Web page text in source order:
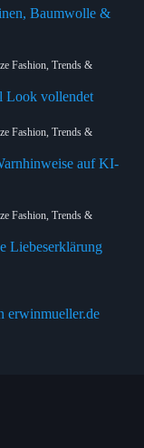
Baumwolle &
Fashion, Trends &
Look vollendet
Fashion, Trends &
auf KI-
Fashion, Trends &
Liebeserklärung
erwinmueller.de